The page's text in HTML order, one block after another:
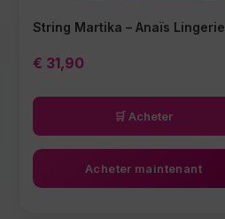
String Martika – Anaïs Lingerie
€ 31,90
🛒 Acheter
Acheter maintenant